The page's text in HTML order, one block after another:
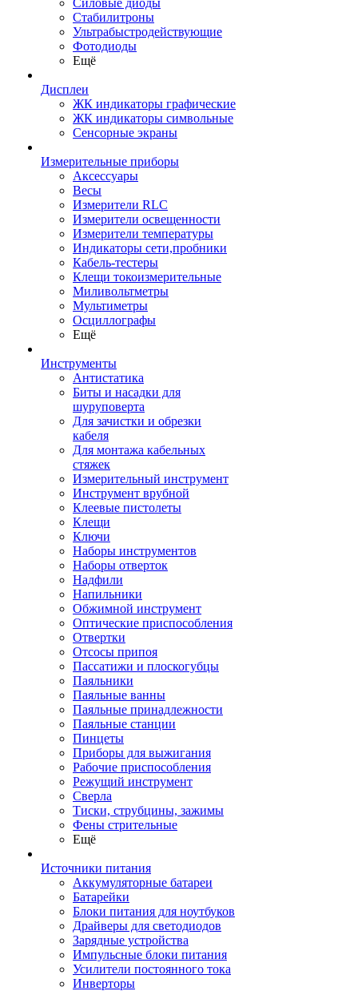
Силовые диоды
Стабилитроны
Ультрабыстродействующие
Фотодиоды
Ещё
Дисплеи
ЖК индикаторы графические
ЖК индикаторы символьные
Сенсорные экраны
Измерительные приборы
Аксессуары
Весы
Измерители RLC
Измерители освещенности
Измерители температуры
Индикаторы сети,пробники
Кабель-тестеры
Клещи токоизмерительные
Миливольтметры
Мультиметры
Осциллографы
Ещё
Инструменты
Антистатика
Биты и насадки для
шуруповерта
Для зачистки и обрезки
кабеля
Для монтажа кабельных
стяжек
Измерительный инструмент
Инструмент врубной
Клеевые пистолеты
Клещи
Ключи
Наборы инструментов
Наборы отверток
Надфили
Напильники
Обжимной инструмент
Оптические приспособления
Отвертки
Отсосы припоя
Пассатижи и плоскогубцы
Паяльники
Паяльные ванны
Паяльные принадлежности
Паяльные станции
Пинцеты
Приборы для выжигания
Рабочие приспособления
Режущий инструмент
Сверла
Тиски, струбцины, зажимы
Фены стрительные
Ещё
Источники питания
Аккумуляторные батареи
Батарейки
Блоки питания для ноутбуков
Драйверы для светодиодов
Зарядные устройства
Импульсные блоки питания
Усилители постоянного тока
Инверторы